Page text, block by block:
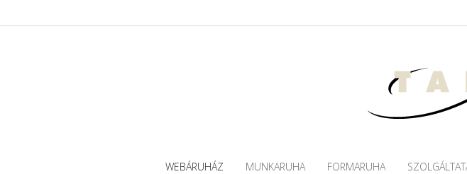
WEBÁRUHÁZ MUNKARUHA FORMARUHA